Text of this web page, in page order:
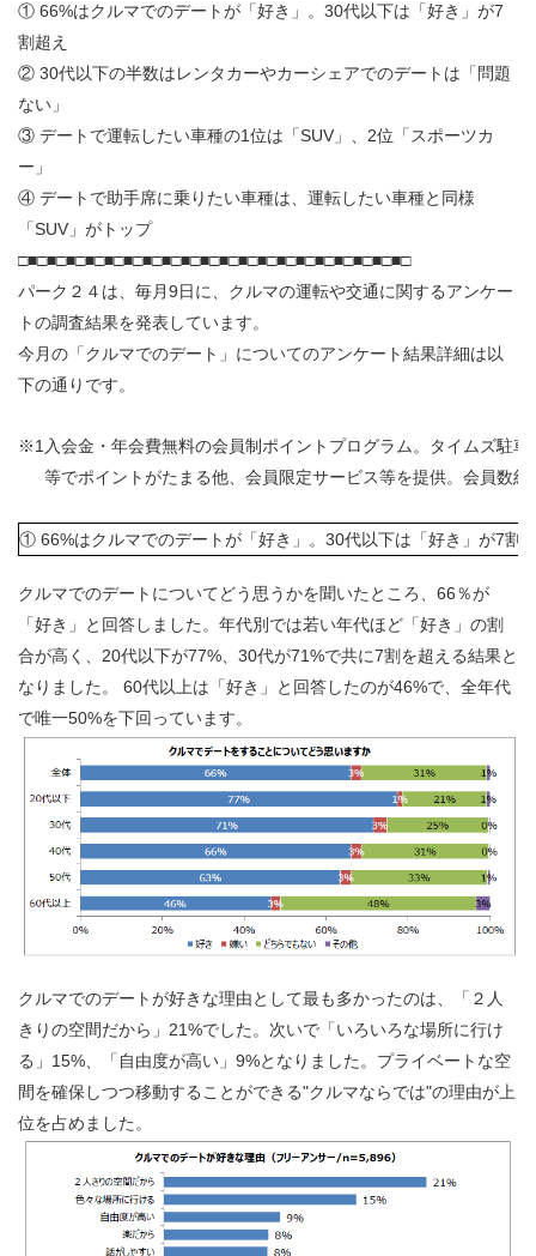
① 66%はクルマでのデートが「好き」。30代以下は「好き」が7
割超え
② 30代以下の半数はレンタカーやカーシェアでのデートは「問題
ない」
③ デートで運転したい車種の1位は「SUV」、2位「スポーツカ
ー」
④ デートで助手席に乗りたい車種は、運転したい車種と同様
「SUV」がトップ
□■□■□■□■□■□■□■□■□■□■□■□■□■□■□■□■□■□■□■□■□
パーク２４は、毎月9日に、クルマの運転や交通に関するアンケー
トの調査結果を発表しています。
今月の「クルマでのデート」についてのアンケート結果詳細は以
下の通りです。
※1 入会金・年会費無料の会員制ポイントプログラム。タイムズ駐
等でポイントがたまる他、会員限定サービス等を提供。会員数
① 66%はクルマでのデートが「好き」。30代以下は「好き」が7割
クルマでのデートについてどう思うかを聞いたところ、66％が
「好き」と回答しました。年代別では若い年代ほど「好き」の割
合が高く、20代以下が77%、30代が71%で共に7割を超える結果と
なりました。 60代以上は「好き」と回答したのが46%で、全年代
で唯一50%を下回っています。
クルマでのデートが好きな理由として最も多かったのは、「２人
きりの空間だから」21%でした。次いで「いろいろな場所に行け
る」15%、「自由度が高い」9%となりました。プライベートな空
間を確保しつつ移動することができる"クルマならでは"の理由が上
位を占めました。